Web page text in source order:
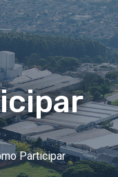
Participar